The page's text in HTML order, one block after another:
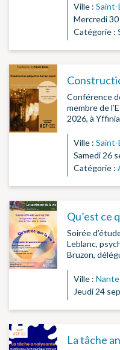
Ville :
Mercredi
Catégorie :
Conférence
membre de
2026, à
Ville :
Samedi 26
Catégorie :
Qu’est ce
Soirée
Leblanc,
Bruzon,
Ville :
Jeudi 24
La tâche